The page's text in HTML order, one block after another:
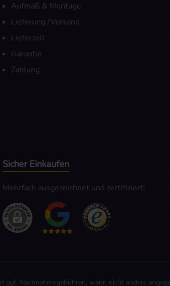
Aufmaß & Montage
Lieferung /Versand
Lieferzeit
Garantie
Zahlung
Sicher Einkaufen
Mehrfach ausgezeichnet und zertifiziert!
ggf. Nachnahmegebühren, wenn nicht anders